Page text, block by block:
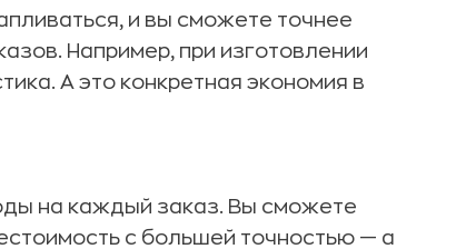
и вы сможете точнее
Например, при изготовлении
А это конкретная экономия в
на каждый заказ. Вы сможете
с большей точностью — а